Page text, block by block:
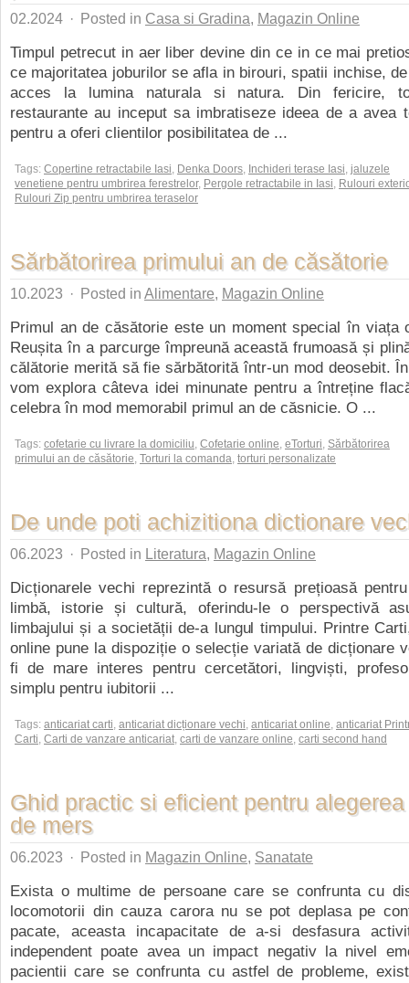
02.2024 · Posted in Casa si Gradina, Magazin Online
Timpul petrecut in aer liber devine din ce in ce mai
ce majoritatea joburilor se afla in birouri, spatii inchise,
acces la lumina naturala si natura. Din fericire,
restaurante au inceput sa imbratiseze ideea de a avea
pentru a oferi clientilor posibilitatea de ...
Tags: Copertine retractabile Iasi, Denka Doors, Inchideri terase Iasi, jaluzele
venetiene pentru umbrirea ferestrelor, Pergole retractabile in Iasi, Rulouri
Rulouri Zip pentru umbrirea teraselor
Sărbătorirea primului an de căsătorie
10.2023 · Posted in Alimentare, Magazin Online
Primul an de căsătorie este un moment special în viața
Reușita în a parcurge împreună această frumoasă și
călătorie merită să fie sărbătorită într-un mod deosebit.
vom explora câteva idei minunate pentru a întreține
celebra în mod memorabil primul an de căsnicie. O ...
Tags: cofetarie cu livrare la domiciliu, Cofetarie online, eTorturi, Sărbătorirea
primului an de căsătorie, Torturi la comanda, torturi personalizate
De unde poti achizitiona dictionare
06.2023 · Posted in Literatura, Magazin Online
Dicționarele vechi reprezintă o resursă prețioasă
limbă, istorie și cultură, oferindu-le o perspectivă
limbajului și a societății de-a lungul timpului. Printre
online pune la dispoziție o selecție variată de dicționare
fi de mare interes pentru cercetători, lingviști,
simplu pentru iubitorii ...
Tags: anticariat carti, anticariat dicționare vechi, anticariat online, anticariat
Carti, Carti de vanzare anticariat, carti de vanzare online, carti second hand
Ghid practic si eficient pentru
de mers
06.2023 · Posted in Magazin Online, Sanatate
Exista o multime de persoane care se confrunta cu
locomotorii din cauza carora nu se pot deplasa pe
pacate, aceasta incapacitate de a-si desfasura
independent poate avea un impact negativ la nivel
pacientii care se confrunta cu astfel de probleme,